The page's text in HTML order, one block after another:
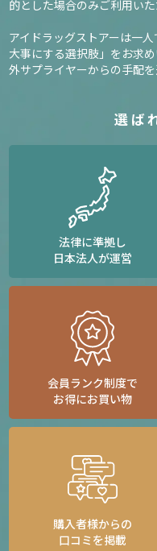
的とした場合のみご利用いた
アイドラッグストアーは一
大事にする選択肢」をお求め
外サプライヤーからの手配
選ば
法律に準拠し
日本法人が運営
会員ランク制度で
お得にお買い物
購入者様からの
口コミを掲載